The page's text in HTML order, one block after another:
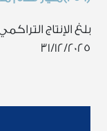
بلغ الإنتاج
31/12/2025